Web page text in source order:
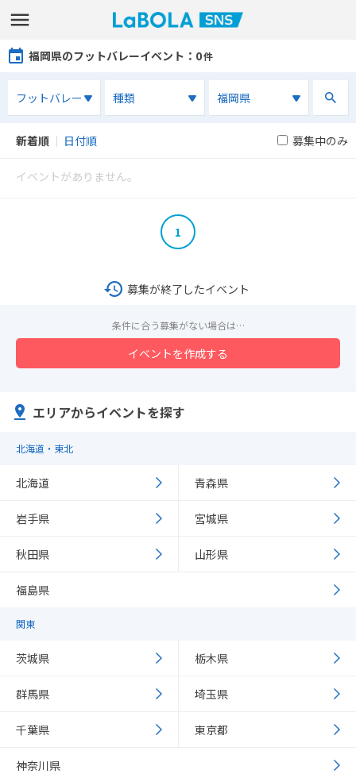
福岡県のフットバレーイベント ：0件
新着順 ｜ 日付順 募集中のみ
イベントがありません。
1
募集が終了したイベント
条件に合う募集がない場合は…
イベントを作成する
エリアからイベントを探す
北海道・東北
北海道 青森県
岩手県 宮城県
秋田県 山形県
福島県
関東
茨城県 栃木県
群馬県 埼玉県
千葉県 東京都
神奈川県